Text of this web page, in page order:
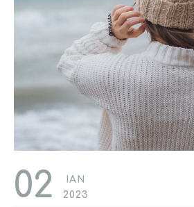
02
ΙΑΝ
2023